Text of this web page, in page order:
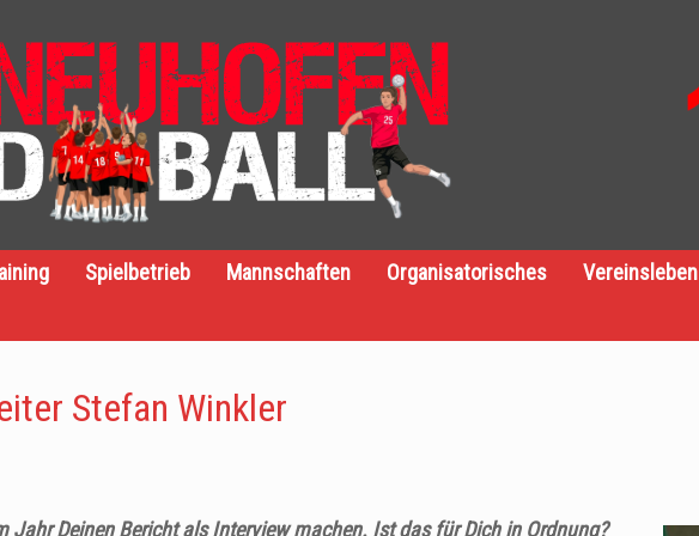
Spielbetrieb Mannschaften Organisatorisches
Vereinsleben
Stefan Winkler
Jahr Deinen Bericht als Interview machen. Ist das für Dich in Ordnung?